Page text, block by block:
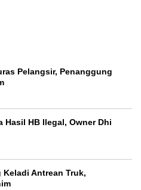
Pelangsir, Penanggung
Hasil HB Ilegal, Owner Dhi
Keladi Antrean Truk,